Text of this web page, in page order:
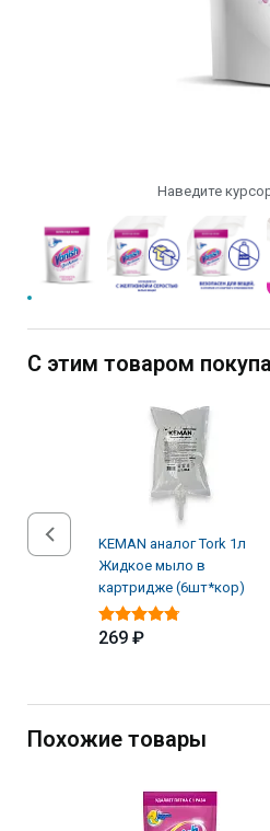
Наведите
С этим товаром
KEMAN аналог Tork 1л
Жидкое мыло в
картридже (6шт*кор)
269 ₽
Похожие товары